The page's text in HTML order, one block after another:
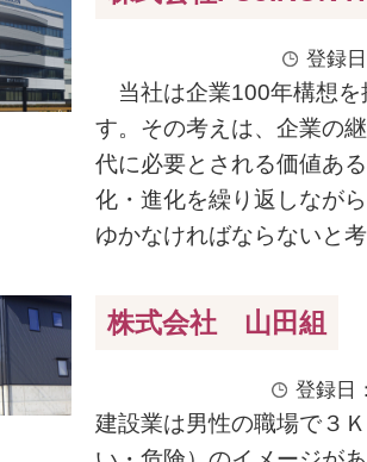
登録
当社は企業100年構想を
す。その考えは、企業の
代に必要とされる価値あ
化・進化を繰り返しなが
ゆかなければならないと
株式会社 山田組
登録日
建設業は男性の職場で３